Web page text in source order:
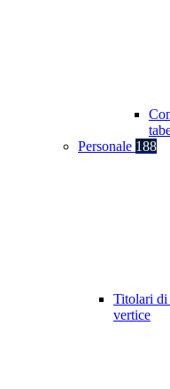
Personale 188
Titolari di
vertice